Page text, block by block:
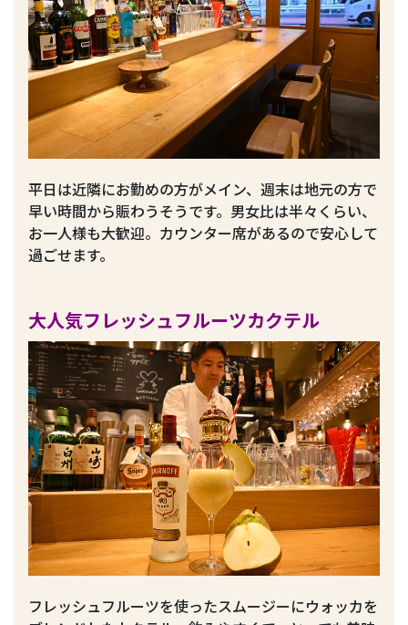
平日は近隣にお勤めの方がメイン、週末は地元の方で
早い時間から賑わうそうです。男女比は半々くらい、
お一人様も大歓迎。カウンター席があるので安心して
過ごせます。
大人気フレッシュフルーツカクテル
フレッシュフルーツを使ったスムージーにウォッカを